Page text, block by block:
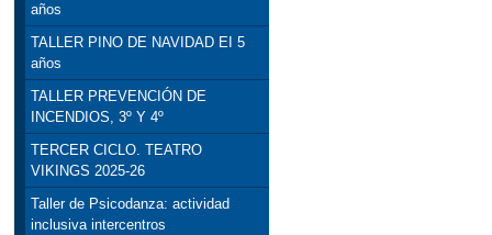
años
TALLER PINO DE NAVIDAD EI 5
años
TALLER PREVENCIÓN DE
INCENDIOS, 3º Y 4º
TERCER CICLO. TEATRO
VIKINGS 2025-26
Taller de Psicodanza: actividad
inclusiva intercentros